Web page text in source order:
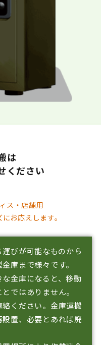
は
ください
ス・店舗用
お応えします。
びが可能なものから
庫まで様々です。
金庫になると、移動
ではありません。
ください。金庫運搬
置、必要とあれば廃